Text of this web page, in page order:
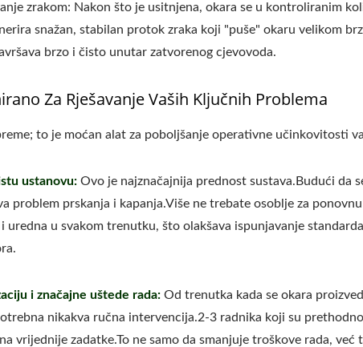
zrakom: Nakon što je usitnjena, okara se u kontroliranim
snažan, stabilan protok zraka koji "puše" okaru velikom
brzo i čisto unutar zatvorenog cjevovoda.
Za Rješavanje Vaših Ključnih Problema
to je moćan alat za poboljšanje operativne učinkovitosti
ustanovu: Ovo je najznačajnija prednost sustava.Budući da
problem prskanja i kapanja.Više ne trebate osoblje za
uredna u svakom trenutku, što olakšava ispunjavanje
i značajne uštede rada: Od trenutka kada se okara
nikakva ručna intervencija.2-3 radnika koji su
vrijednije zadatke.To ne samo da smanjuje troškove rada, već